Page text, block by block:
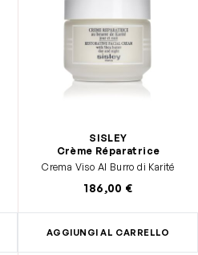
SISLEY
Crème Réparatrice
Crema Viso Al Burro di Karité
186,00 €
AGGIUNGI AL CARRELLO